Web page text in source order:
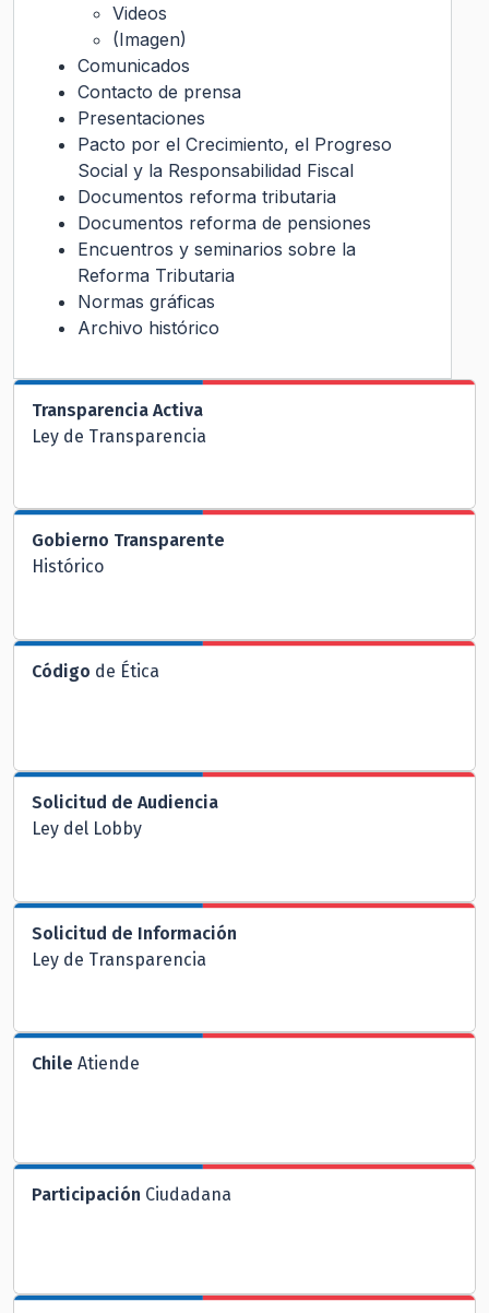
Videos
(Imagen)
Comunicados
Contacto de prensa
Presentaciones
Pacto por el Crecimiento, el Progreso
Social y la Responsabilidad Fiscal
Documentos reforma tributaria
Documentos reforma de pensiones
Encuentros y seminarios sobre la
Reforma Tributaria
Normas gráficas
Archivo histórico
Transparencia Activa
Ley de Transparencia
Gobierno Transparente
Histórico
Código de Ética
Solicitud de Audiencia
Ley del Lobby
Solicitud de Información
Ley de Transparencia
Chile Atiende
Participación Ciudadana